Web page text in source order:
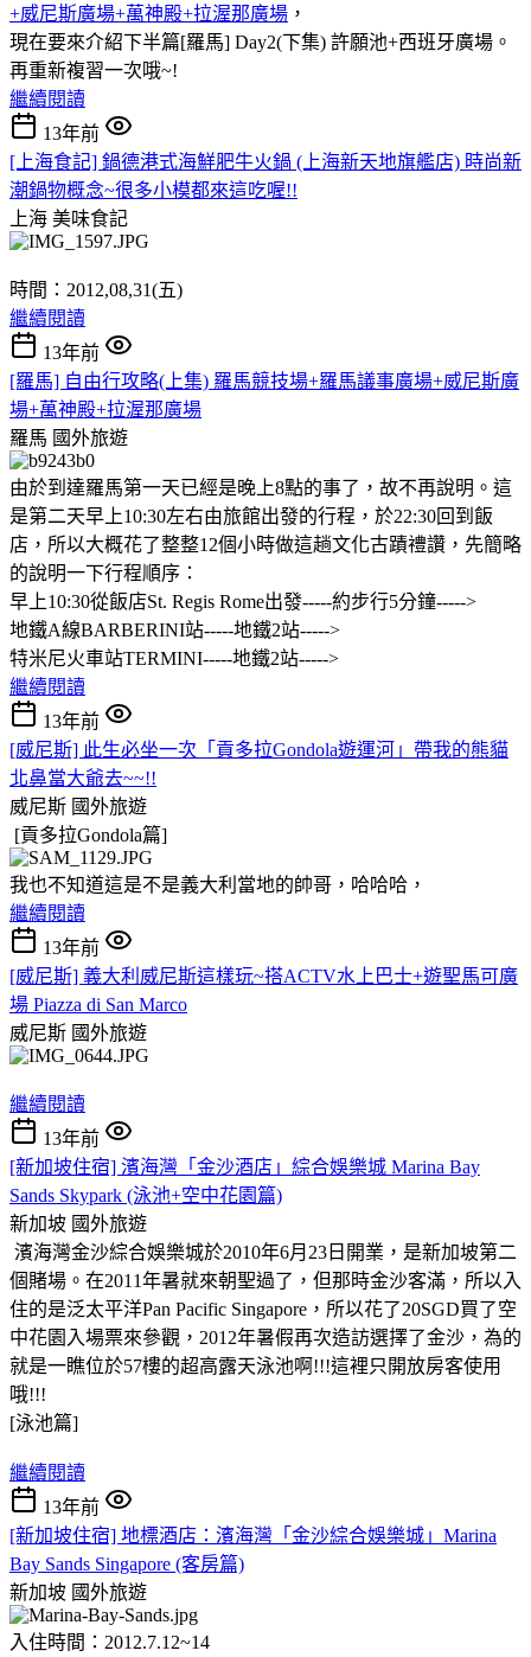
+威尼斯廣場+萬神殿+拉渥那廣場 ，
現在要來介紹下半篇[羅馬] Day2(下集) 許願池+西班牙廣場。
再重新複習一次哦~!
繼續閱讀
13年前
[上海食記] 鍋德港式海鮮肥牛火鍋 (上海新天地旗艦店) 時尚新
潮鍋物概念~很多小模都來這吃喔!!
上海 美味食記
時間：2012,08,31(五)
繼續閱讀
13年前
[羅馬] 自由行攻略(上集) 羅馬競技場+羅馬議事廣場+威尼斯廣
場+萬神殿+拉渥那廣場
羅馬 國外旅遊
由於到達羅馬第一天已經是晚上8點的事了，故不再說明。這
是第二天早上10:30左右由旅館出發的行程，於22:30回到飯
店，所以大概花了整整12個小時做這趟文化古蹟禮讚，先簡略
的說明一下行程順序：
早上10:30從飯店St. Regis Rome出發-----約步行5分鐘----->
地鐵A線BARBERINI站-----地鐵2站----->
特米尼火車站TERMINI-----地鐵2站----->
繼續閱讀
13年前
[威尼斯] 此生必坐一次「貢多拉Gondola遊運河」帶我的熊貓
北鼻當大爺去~~!!
威尼斯 國外旅遊
[貢多拉Gondola篇]
我也不知道這是不是義大利當地的帥哥，哈哈哈，
繼續閱讀
13年前
[威尼斯] 義大利威尼斯這樣玩~搭ACTV水上巴士+遊聖馬可廣
場 Piazza di San Marco
威尼斯 國外旅遊
繼續閱讀
13年前
[新加坡住宿] 濱海灣「金沙酒店」綜合娛樂城 Marina Bay
Sands Skypark (泳池+空中花園篇)
新加坡 國外旅遊
濱海灣金沙綜合娛樂城於2010年6月23日開業，是新加坡第二
個賭場。在2011年暑就來朝聖過了，但那時金沙客滿，所以入
住的是泛太平洋Pan Pacific Singapore，所以花了20SGD買了空
中花園入場票來參觀，2012年暑假再次造訪選擇了金沙，為的
就是一瞧位於57樓的超高露天泳池啊 !!!這裡只開放房客使用
哦!!!
[泳池篇]
繼續閱讀
13年前
[新加坡住宿] 地標酒店：濱海灣「金沙綜合娛樂城」Marina
Bay Sands Singapore (客房篇)
新加坡 國外旅遊
入住時間：2012.7.12~14